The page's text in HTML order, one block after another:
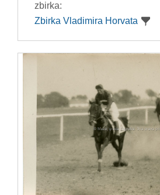
zbirka:
Zbirka Vladimira Horvata